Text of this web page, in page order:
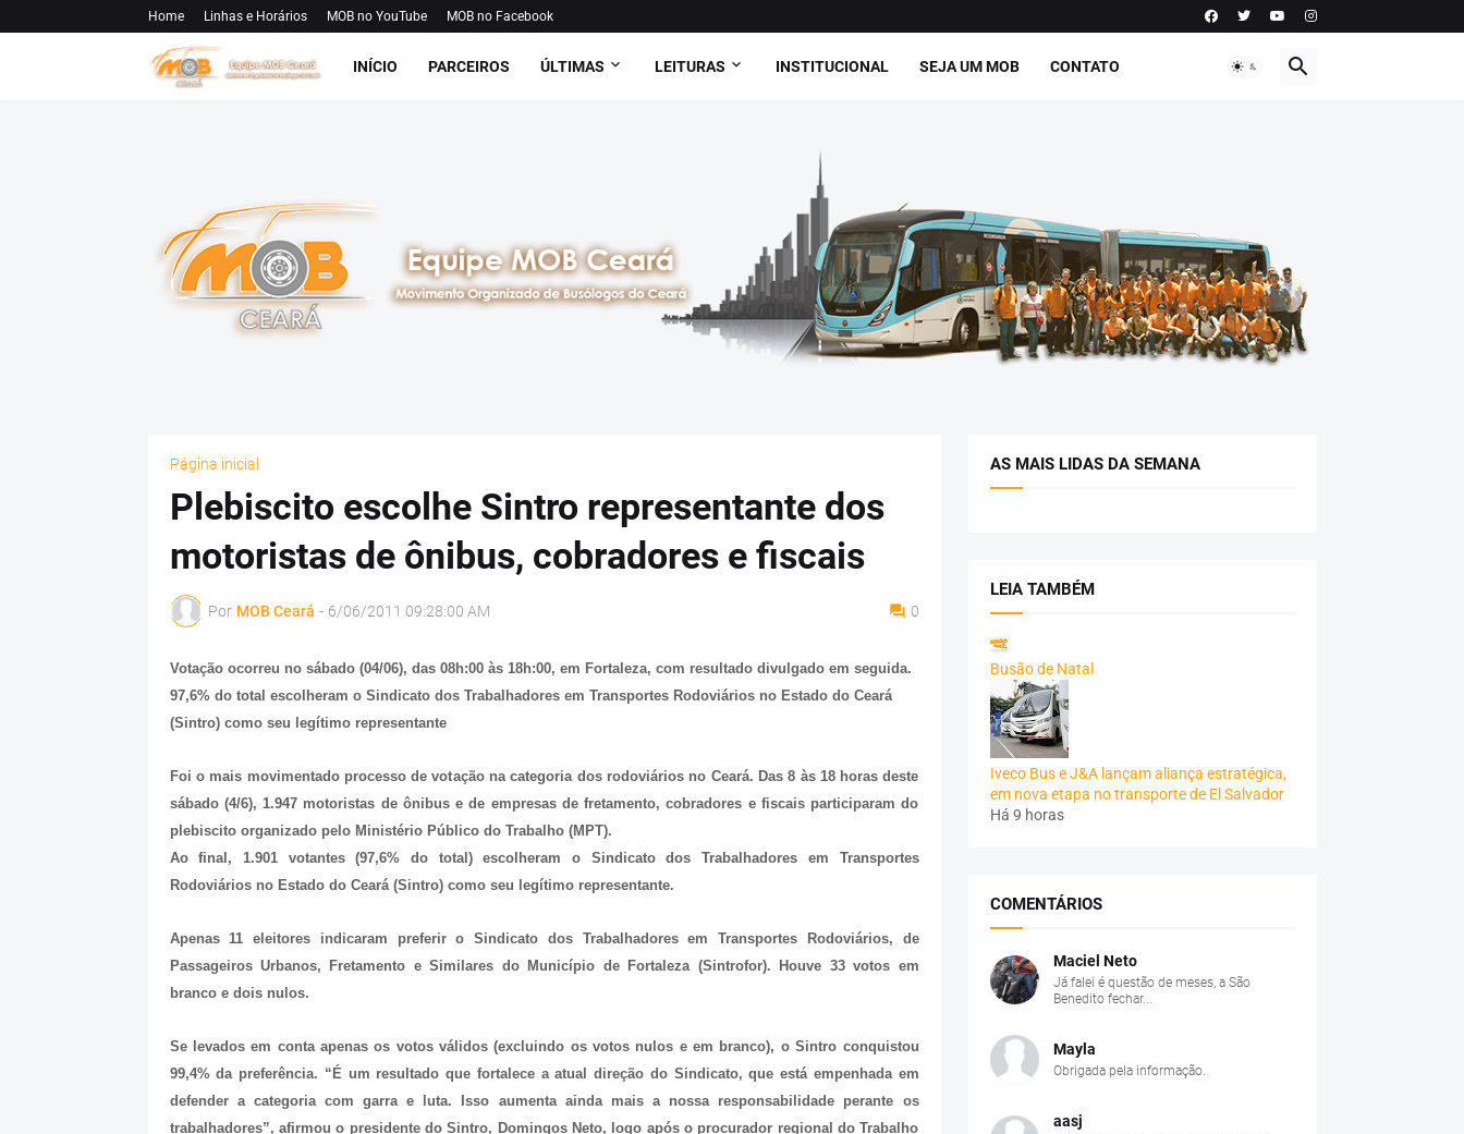
Home Linhas e Horários MOB no YouTube MOB no Facebook
INÍCIO PARCEIROS ÚLTIMAS LEITURAS INSTITUCIONAL SEJA UM MOB CONTATO
Página inicial
Plebiscito escolhe Sintro representante dos
motoristas de ônibus, cobradores e fiscais
Por MOB Ceará - 6/06/2011 09:28:00 AM 0
Votação ocorreu no sábado (04/06), das 08h:00 às 18h:00, em Fortaleza, com resultado divulgado em seguida.
97,6% do total escolheram o Sindicato dos Trabalhadores em Transportes Rodoviários no Estado do Ceará
(Sintro) como seu legítimo representante
Foi o mais movimentado processo de votação na categoria dos rodoviários no Ceará. Das 8 às 18 horas deste
sábado (4/6), 1.947 motoristas de ônibus e de empresas de fretamento, cobradores e fiscais participaram do
plebiscito organizado pelo Ministério Público do Trabalho (MPT).
Ao final, 1.901 votantes (97,6% do total) escolheram o Sindicato dos Trabalhadores em Transportes
Rodoviários no Estado do Ceará (Sintro) como seu legítimo representante.
Apenas 11 eleitores indicaram preferir o Sindicato dos Trabalhadores em Transportes Rodoviários, de
Passageiros Urbanos, Fretamento e Similares do Município de Fortaleza (Sintrofor). Houve 33 votos em
branco e dois nulos.
Se levados em conta apenas os votos válidos (excluindo os votos nulos e em branco), o Sintro conquistou
99,4% da preferência. “É um resultado que fortalece a atual direção do Sindicato, que está empenhada em
defender a categoria com garra e luta. Isso aumenta ainda mais a nossa responsabilidade perante os
trabalhadores”, afirmou o presidente do Sintro, Domingos Neto, logo após o procurador regional do Trabalho
AS MAIS LIDAS DA SEMANA
LEIA TAMBÉM
Busão de Natal
Iveco Bus e J&A lançam aliança estratégica,
em nova etapa no transporte de El Salvador
Há 9 horas
COMENTÁRIOS
Maciel Neto
Já falei é questão de meses, a São
Benedito fechar...
Mayla
Obrigada pela informação.
aasj